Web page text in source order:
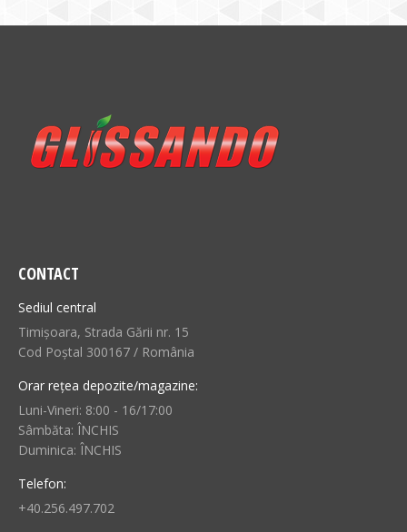
CONTACT
Sediul central
Timișoara, Strada Gării nr. 15
Cod Poștal 300167 / România
Orar rețea depozite/magazine:
Luni-Vineri: 8:00 - 16/17:00
Sâmbăta: ÎNCHIS
Duminica: ÎNCHIS
Telefon:
+40.256.497.702